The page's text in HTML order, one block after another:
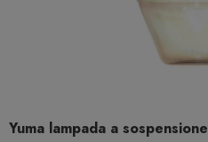
Yuma lampada a sospensione